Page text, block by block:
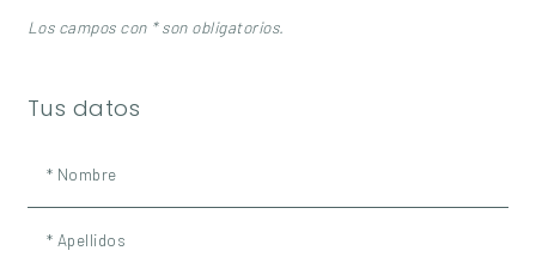
Los campos con * son obligatorios.
Tus datos
* Nombre
* Apellidos